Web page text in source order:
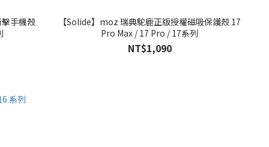
手機殼
【Solide】moz 瑞典駝鹿正版授權磁吸保護殼 17
Pro Max / 17 Pro / 17系列
NT$1,090